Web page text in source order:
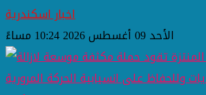
اخبار اسكندرية
الأحد 09 أغسطس 2026 10:24 مساءً